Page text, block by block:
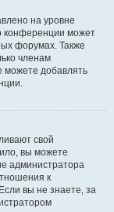
на уровне
конференции может
форумах. Также
членам
можете добавлять
свой
вы можете
администратора
к
вы не знаете, за